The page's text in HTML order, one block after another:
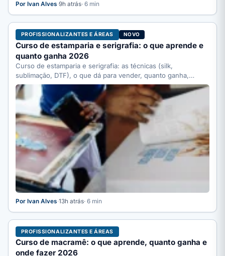
Por Ivan Alves·9h atrás· 6 min
PROFISSIONALIZANTES E ÁREAS NOVO
Curso de estamparia e serigrafia: o que aprende e
quanto ganha 2026
Curso de estamparia e serigrafia: as técnicas (silk,
sublimação, DTF), o que dá para vender, quanto ganha,
quanto…
Por Ivan Alves·13h atrás· 6 min
PROFISSIONALIZANTES E ÁREAS
Curso de macramê: o que aprende, quanto ganha e
onde fazer 2026